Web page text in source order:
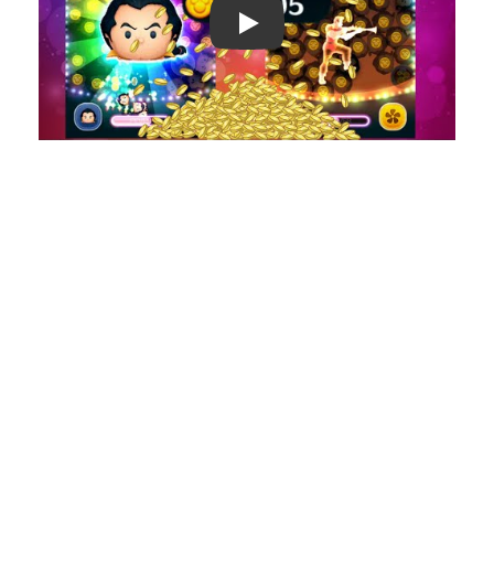
Play: Keynote (Google I/O '18)